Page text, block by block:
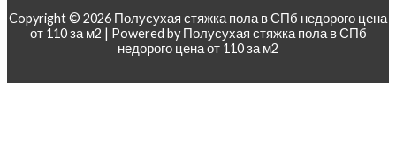
Copyright © 2026 Полусухая стяжка пола в СПб недорого цена
от 110 за м2 | Powered by Полусухая стяжка пола в СПб
недорого цена от 110 за м2